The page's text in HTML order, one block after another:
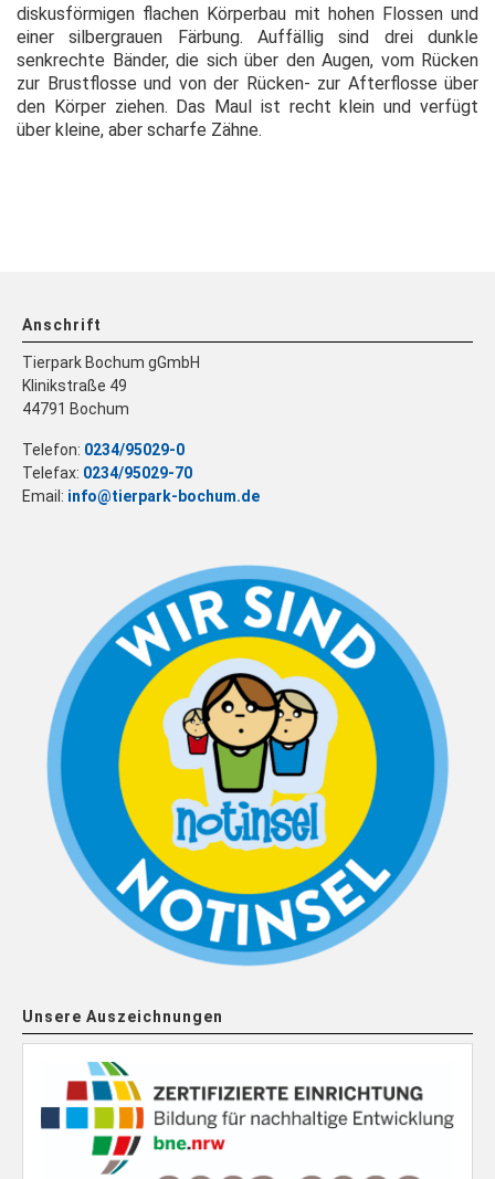
diskusförmigen flachen Körperbau mit hohen Flossen und
einer silbergrauen Färbung. Auffällig sind drei dunkle
senkrechte Bänder, die sich über den Augen, vom Rücken
zur Brustflosse und von der Rücken- zur Afterflosse über
den Körper ziehen. Das Maul ist recht klein und verfügt
über kleine, aber scharfe Zähne.
Anschrift
Tierpark Bochum gGmbH
Klinikstraße 49
44791 Bochum
Telefon: 0234/95029-0
Telefax: 0234/95029-70
Email: info@tierpark-bochum.de
Unsere Auszeichnungen